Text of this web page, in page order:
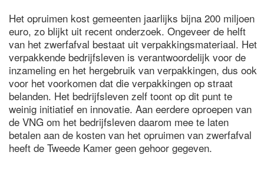
Het opruimen kost gemeenten jaarlijks bijna 200 miljoen
euro, zo blijkt uit recent onderzoek. Ongeveer de helft
van het zwerfafval bestaat uit verpakkingsmateriaal. Het
verpakkende bedrijfsleven is verantwoordelijk voor de
inzameling en het hergebruik van verpakkingen, dus ook
voor het voorkomen dat die verpakkingen op straat
belanden. Het bedrijfsleven zelf toont op dit punt te
weinig initiatief en innovatie. Aan eerdere oproepen van
de VNG om het bedrijfsleven daarom mee te laten
betalen aan de kosten van het opruimen van zwerfafval
heeft de Tweede Kamer geen gehoor gegeven.